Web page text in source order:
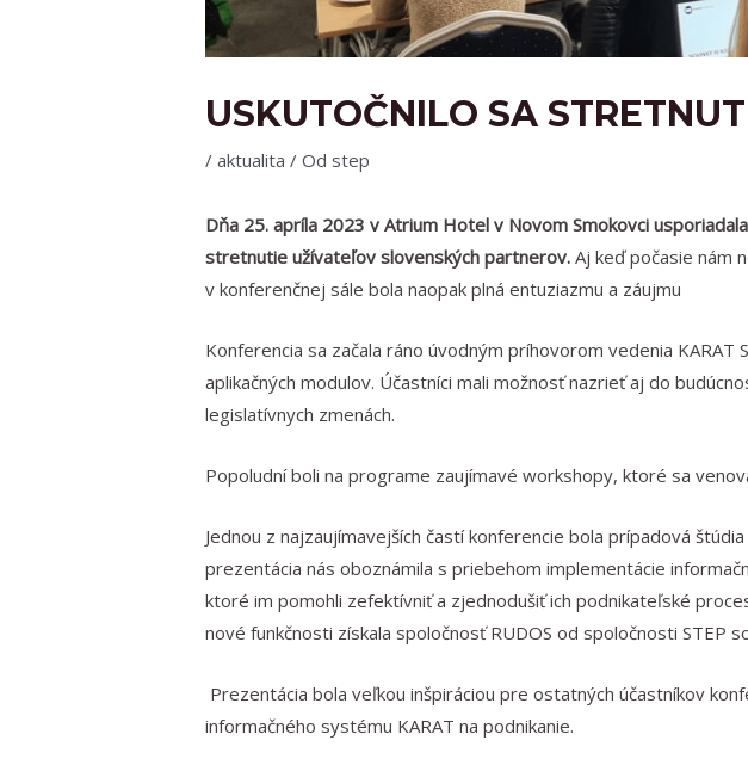
USKUTOČNILO SA
/aktualita / Od step
Dňa 25. apríla 2023 v Atrium Hotel v Novom Smokovci
stretnutie užívateľov slovenských partnerov. Aj keď počasie nám
v konferenčnej sále bola naopak plná entuziazmu a záujmu
Konferencia sa začala ráno úvodným príhovorom vedenia
aplikačných modulov. Účastníci mali možnosť nazrieť aj do
legislatívnych zmenách.
Popoludní boli na programe zaujímavé workshopy, ktoré sa
Jednou z najzaujímavejších častí konferencie bola prípadová
prezentácia nás oboznámila s priebehom implementácie
ktoré im pomohli zefektívniť a zjednodušiť ich podnikateľské
nové funkčnosti získala spoločnosť RUDOS od spoločnosti STEP
Prezentácia bola veľkou inšpiráciou pre ostatných účastníkov
informačného systému KARAT na podnikanie.